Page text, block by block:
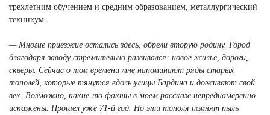
трехлетним обучением и средним образованием, металлургический
техникум.
— Многие приезжие остались здесь, обрели вторую родину. Город
благодаря заводу стремительно развивался: новое жилье, дороги,
скверы. Сейчас о том времени мне напоминают ряды старых
тополей, которые тянутся вдоль улицы Бардина и доживают свой
век. Возможно, какие-то факты в моем рассказе непреднамеренно
искажены. Прошел уже 71-й год. Но эти тополя помнят пыль